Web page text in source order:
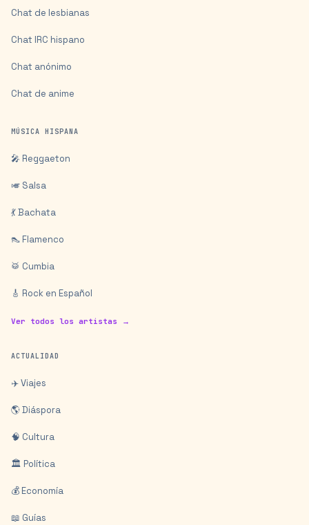
Chat de lesbianas
Chat IRC hispano
Chat anónimo
Chat de anime
MÚSICA HISPANA
🎤 Reggaeton
🎺 Salsa
💃 Bachata
👠 Flamenco
🥁 Cumbia
🎸 Rock en Español
Ver todos los artistas →
ACTUALIDAD
✈️ Viajes
🌎 Diáspora
🧠 Cultura
🏛️ Política
💰 Economía
📖 Guías